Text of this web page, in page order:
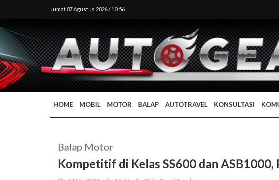
Jumat 07 Agustus 2026 / 10:56
HOME MOBIL MOTOR BALAP AUTOTRAVEL KONSULTASI
Balap Motor
Kompetitif di Kelas SS600 dan